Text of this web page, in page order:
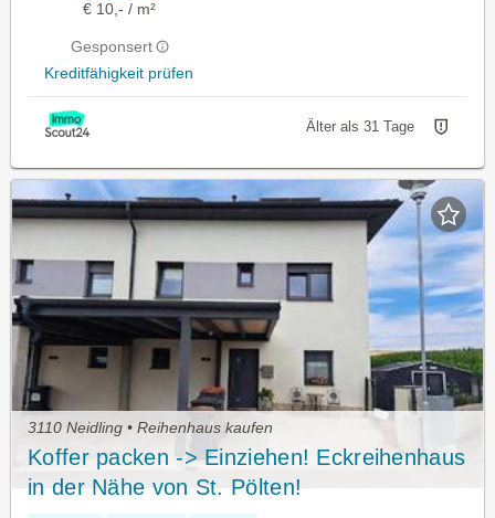
€ 10,- / m²
Gesponsert
Kreditfähigkeit prüfen
Älter als 31 Tage
3110 Neidling • Reihenhaus kaufen
Koffer packen -> Einziehen! Eckreihenhaus
in der Nähe von St. Pölten!